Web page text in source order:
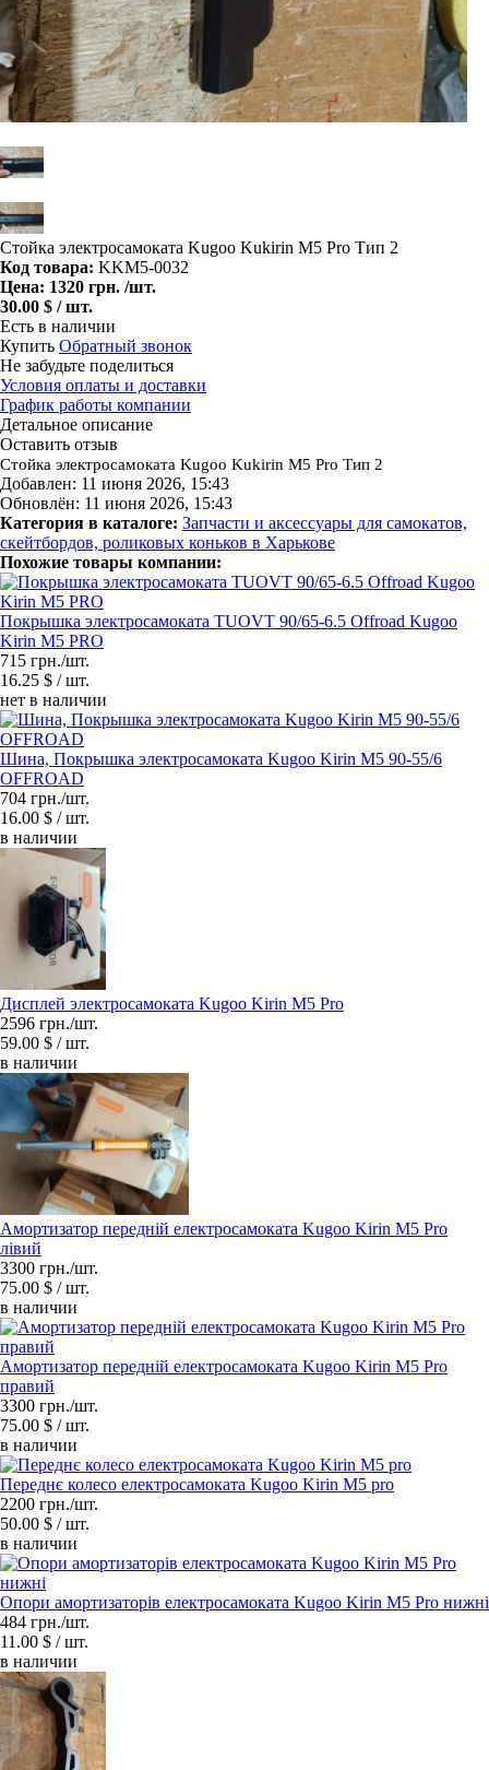
Стойка электросамоката Kugoo Kukirin M5 Pro Тип 2
Код товара: KKM5-0032
Цена: 1320 грн. /шт.
30.00 $ / шт.
Есть в наличии
Купить Обратный звонок
Не забудьте поделиться
Условия оплаты и доставки
График работы компании
Детальное описание
Оставить отзыв
Стойка электросамоката Kugoo Kukirin M5 Pro Тип 2
Добавлен: 11 июня 2026, 15:43
Обновлён: 11 июня 2026, 15:43
Категория в каталоге: Запчасти и аксессуары для самокатов,
скейтбордов, роликовых коньков в Харькове
Похожие товары компании:
Покрышка электросамоката TUOVT 90/65-6.5 Offroad Kugoo
Kirin M5 PRO
715 грн./шт.
16.25 $ / шт.
нет в наличии
Шина, Покрышка электросамоката Kugoo Kirin M5 90-55/6
OFFROAD
704 грн./шт.
16.00 $ / шт.
в наличии
Дисплей электросамоката Kugoo Kirin M5 Pro
2596 грн./шт.
59.00 $ / шт.
в наличии
Амортизатор передній електросамоката Kugoo Kirin M5 Pro
лівий
3300 грн./шт.
75.00 $ / шт.
в наличии
Амортизатор передній електросамоката Kugoo Kirin M5 Pro
правий
3300 грн./шт.
75.00 $ / шт.
в наличии
Переднє колесо електросамоката Kugoo Kirin M5 pro
2200 грн./шт.
50.00 $ / шт.
в наличии
Опори амортизаторів електросамоката Kugoo Kirin M5 Pro нижні
484 грн./шт.
11.00 $ / шт.
в наличии